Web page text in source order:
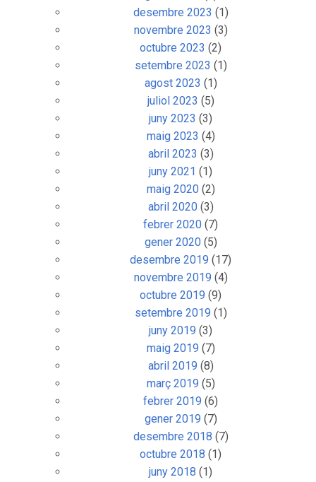
desembre 2023 (1)
novembre 2023 (3)
octubre 2023 (2)
setembre 2023 (1)
agost 2023 (1)
juliol 2023 (5)
juny 2023 (3)
maig 2023 (4)
abril 2023 (3)
juny 2021 (1)
maig 2020(2)
abril 2020(3)
febrer 2020 (7)
gener 2020(5)
desembre 2019 (17)
novembre 2019 (4)
octubre 2019 (9)
setembre 2019 (1)
juny 2019 (3)
maig 2019 (7)
abril 2019 (8)
març 2019 (5)
febrer 2019 (6)
gener 2019 (7)
desembre 2018 (7)
octubre 2018 (1)
juny 2018 (1)